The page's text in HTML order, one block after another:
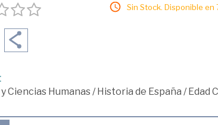
Sin Stock. Disponible en
Ciencias Humanas/Historia de España /Edad